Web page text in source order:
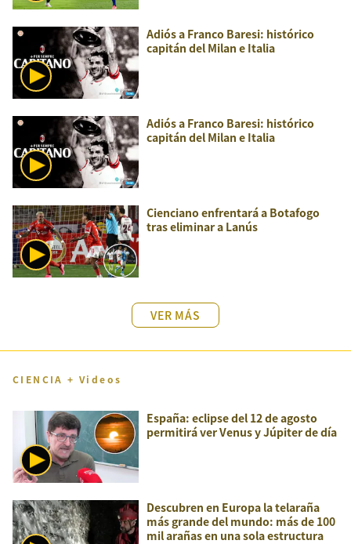
Adiós a Franco Baresi: histórico
capitán del Milan e Italia
Adiós a Franco Baresi: histórico
capitán del Milan e Italia
Cienciano enfrentará a Botafogo
tras eliminar a Lanús
VER MÁS
CIENCIA + Videos
España: eclipse del 12 de agosto
permitirá ver Venus y Júpiter de día
Descubren en Europa la telaraña
más grande del mundo: más de 100
mil arañas en una sola estructura